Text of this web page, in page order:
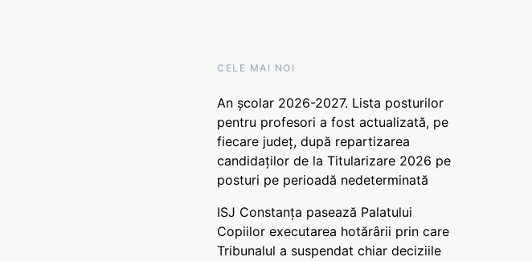
CELE MAI NOI
An școlar 2026-2027. Lista posturilor
pentru profesori a fost actualizată, pe
fiecare județ, după repartizarea
candidaților de la Titularizare 2026 pe
posturi pe perioadă nedeterminată
ISJ Constanța pasează Palatului
Copiilor executarea hotărârii prin care
Tribunalul a suspendat chiar deciziile